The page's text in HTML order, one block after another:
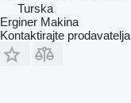
Turska
Erginer Makina
Kontaktirajte prodavatelja